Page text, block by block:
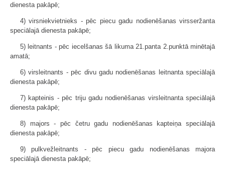
dienesta pakāpē;
4) virsniekvietnieks - pēc piecu gadu nodienēšanas virsseržanta
speciālajā dienesta pakāpē;
5) leitnants - pēc iecelšanas šā likuma 21.panta 2.punktā minētajā
amatā;
6) virsleitnants - pēc divu gadu nodienēšanas leitnanta speciālajā
dienesta pakāpē;
7) kapteinis - pēc triju gadu nodienēšanas virsleitnanta speciālajā
dienesta pakāpē;
8) majors - pēc četru gadu nodienēšanas kapteiņa speciālajā
dienesta pakāpē;
9) pulkvežleitnants - pēc piecu gadu nodienēšanas majora
speciālajā dienesta pakāpē;